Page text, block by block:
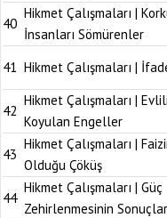
40
Hikmet Çalışmaları |
İnsanları Sömürenler
41 Hikmet Çalışmaları |
42
Hikmet Çalışmaları |
Koyulan Engeller
43
Hikmet Çalışmaları |
Olduğu Çöküş
44
Hikmet Çalışmaları | Güç
Zehirlenmesinin